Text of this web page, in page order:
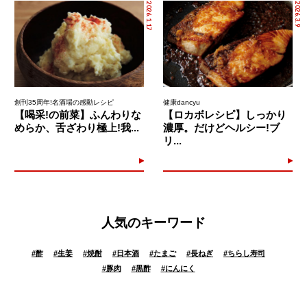
2026.1.17
創刊35周年!名酒場の感動レシピ
【喝采!の前菜】ふんわりな
めらか、舌ざわり極上!我...
2026.3.9
健康dancyu
【ロカボレシピ】しっかり
濃厚。だけどヘルシー!ブ
リ...
人気のキーワード
#酢 #生姜 #焼酎 # 日本酒 #たまご #長ねぎ #ちらし寿司
#豚肉 #黒酢 #にんにく